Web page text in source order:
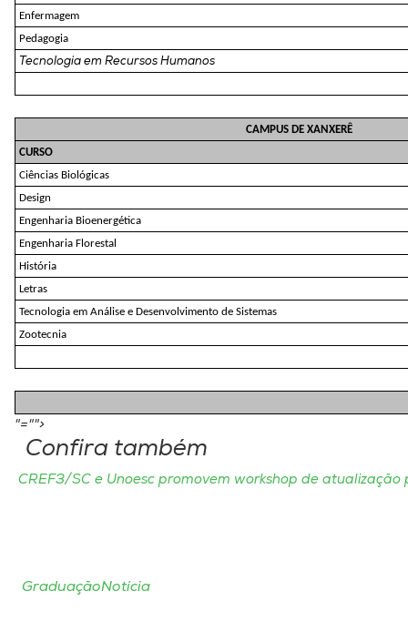
Enfermagem
Pedagogia
Tecnologia em Recursos Humanos
CAMPUS DE XANXERÊ
CURSO
Ciências Biológicas
Design
Engenharia Bioenergética
Engenharia Florestal
História
Letras
Tecnologia em Análise e Desenvolvimento de Sistemas
Zootecnia
"="">
Confira também
CREF3/SC e Unoesc promovem workshop de atualização
GraduaçãoNotícia